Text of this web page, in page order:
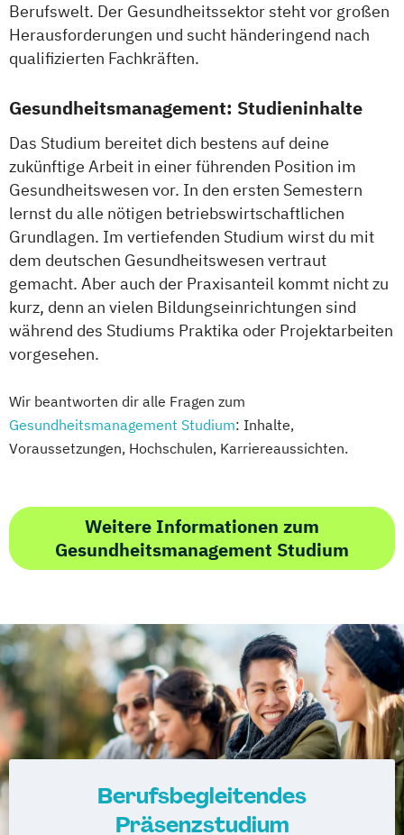
Berufswelt. Der Gesundheitssektor steht vor großen
Herausforderungen und sucht händeringend nach
qualifizierten Fachkräften.
Gesundheitsmanagement: Studieninhalte
Das Studium bereitet dich bestens auf deine
zukünftige Arbeit in einer führenden Position im
Gesundheitswesen vor. In den ersten Semestern
lernst du alle nötigen betriebswirtschaftlichen
Grundlagen. Im vertiefenden Studium wirst du mit
dem deutschen Gesundheitswesen vertraut
gemacht. Aber auch der Praxisanteil kommt nicht zu
kurz, denn an vielen Bildungseinrichtungen sind
während des Studiums Praktika oder Projektarbeiten
vorgesehen.
Wir beantworten dir alle Fragen zum
Gesundheitsmanagement Studium: Inhalte,
Voraussetzungen, Hochschulen, Karriereaussichten.
Weitere Informationen zum
Gesundheitsmanagement Studium
Berufsbegleitendes
Präsenzstudium